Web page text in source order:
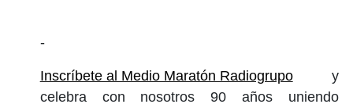
-
Inscríbete al Medio Maratón Radiogrupoy
celebra con nosotros 90 años uniendo